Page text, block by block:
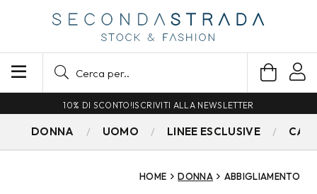
SPEDIZIONE GRATUITA PER ORDINI SUPERIORI A 79€
DONNA UOMO LINEE ESCLUSIVE
HOME DONNA ABBIGLIAMENTO